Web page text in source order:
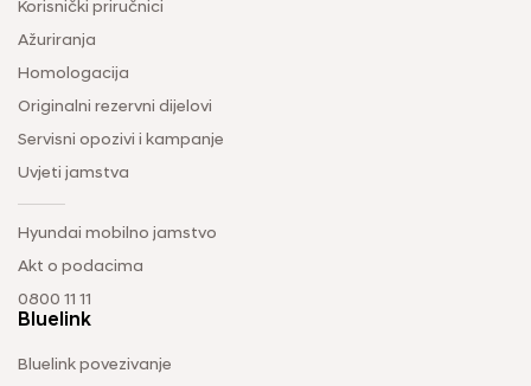
Korisnički priručnici
Ažuriranja
Homologacija
Originalni rezervni dijelovi
Servisni opozivi i kampanje
Uvjeti jamstva
Hyundai mobilno jamstvo
Akt o podacima
0800 11 11
Bluelink
Bluelink povezivanje